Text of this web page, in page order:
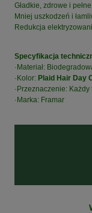
Gładkie, zdrowe i
Mniej uszkodzeń i
Redukcja
Specyfikacja
·Materiał:
·Kolor: Plaid Hair Day
·Przeznaczenie:
·Marka: Framar